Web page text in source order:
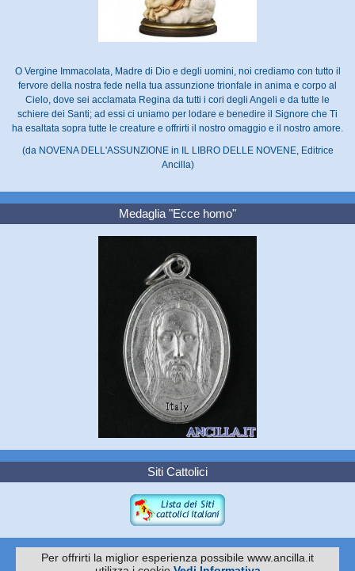
O Vergine Immacolata, Madre di Dio e degli uomini, noi crediamo con tutto il
fervore della nostra fede nella tua assunzione trionfale in anima e corpo al
Cielo, dove sei acclamata Regina da tutti i cori degli Angeli e da tutte le
schiere dei Santi; ad essi ci uniamo per lodare e benedire il Signore che Ti
ha esaltata sopra tutte le creature e offrirti il nostro omaggio e il nostro amore.
(da NOVENA DELL'ASSUNZIONE in IL LIBRO DELLE NOVENE, Editrice
Ancilla)
Medaglia "Ecce homo"
Siti Cattolici
Per offrirti la miglior esperienza possibile www.ancilla.it